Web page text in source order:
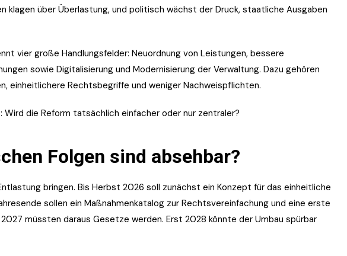
klagen über Überlastung, und politisch wächst der Druck, staatliche Ausgaben
vier große Handlungsfelder: Neuordnung von Leistungen, bessere
sowie Digitalisierung und Modernisierung der Verwaltung. Dazu gehören
einheitlichere Rechtsbegriffe und weniger Nachweispflichten.
die Reform tatsächlich einfacher oder nur zentraler?
Folgen sind absehbar?
bringen. Bis Herbst 2026 soll zunächst ein Konzept für das einheitliche
sollen ein Maßnahmenkatalog zur Rechtsvereinfachung und eine erste
müssten daraus Gesetze werden. Erst 2028 könnte der Umbau spürbar